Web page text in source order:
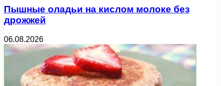
Пышные оладьи на кислом молоке без
дрожжей
06.08.2026